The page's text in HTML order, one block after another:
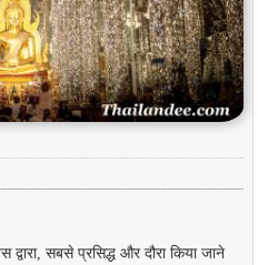
सबसे प्रसिद्ध और दौरा किया जाने